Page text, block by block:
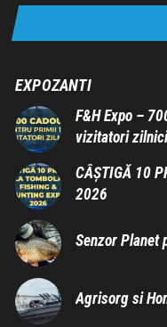
EXPOZANTI
F&H Expo –
vizitatori zilnici
CÂȘTIGĂ 10
2026
Senzor Planet
Agrisorg si